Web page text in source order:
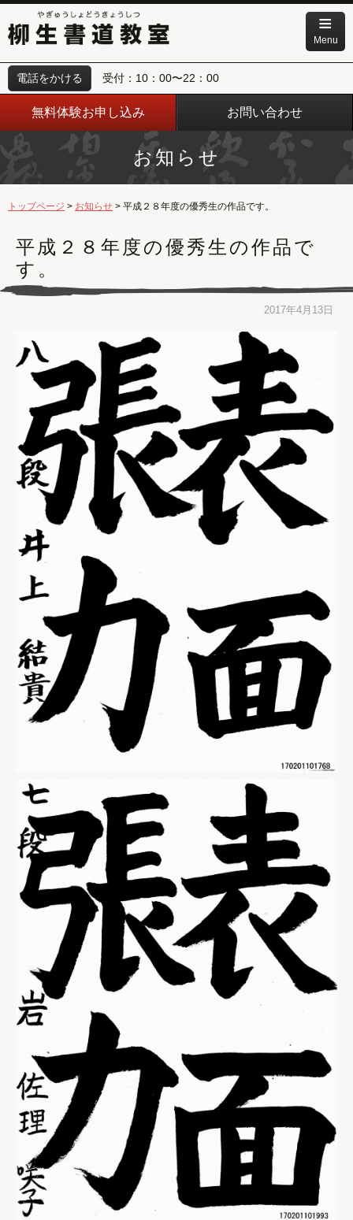
≡
Menu
電話をかける 受付：10：00〜22：00
無料体験お申し込み お問い合わせ
ごあいさつ
コース・お月謝
幼児・小中学生の方
高校生・一般の方
教室のご案内
講師紹介
動画一覧
よくあるご質問
書道展・書道作品集
段級審査結果
お知らせ
トップページ お知らせ 平成２８年度の優秀生の作品です。
平成２８年度の優秀生の作品で
す。
2017年4月13日